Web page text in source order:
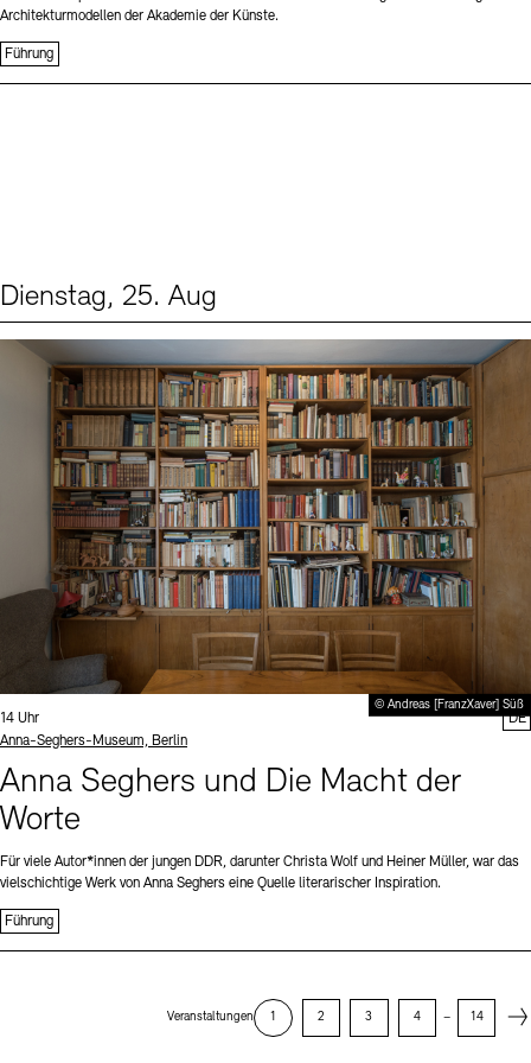
Architekturmodellen der Akademie der Künste.
Führung
Dienstag, 25. Aug
© Andreas [FranzXaver] Süß
Uhrzeit:
14 Uhr
Standort
Anna-Seghers-Museum, Berlin
Anna Seghers und Die Macht der
Worte
Für viele Autor*innen der jungen DDR, darunter Christa Wolf und Heiner Müller, war das
vielschichtige Werk von Anna Seghers eine Quelle literarischer Inspiration.
Führung
DE
Veranstaltungen 1 2 3 4 – 14